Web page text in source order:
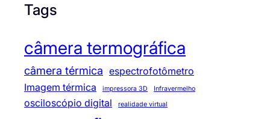
Tags
câmera termográfica
câmera térmica espectrofotômetro
Imagem térmica
impressora 3D Infravermelho
osciloscópio digital realidade virtual